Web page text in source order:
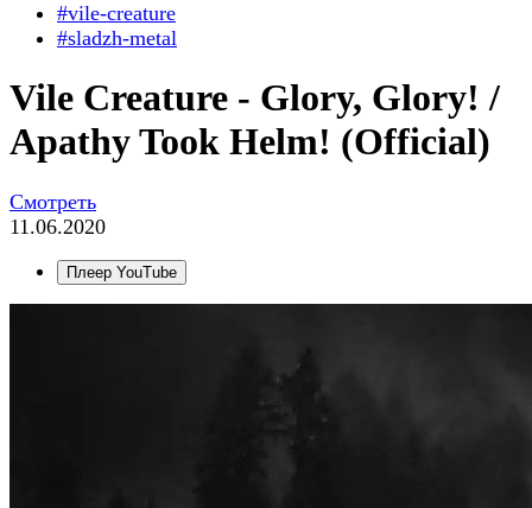
#vile-creature
#sladzh-metal
Vile Creature - Glory, Glory! /
Apathy Took Helm! (Official)
Смотреть
11.06.2020
Плеер YouTube